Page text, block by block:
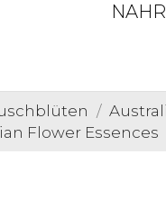
Flower Essences